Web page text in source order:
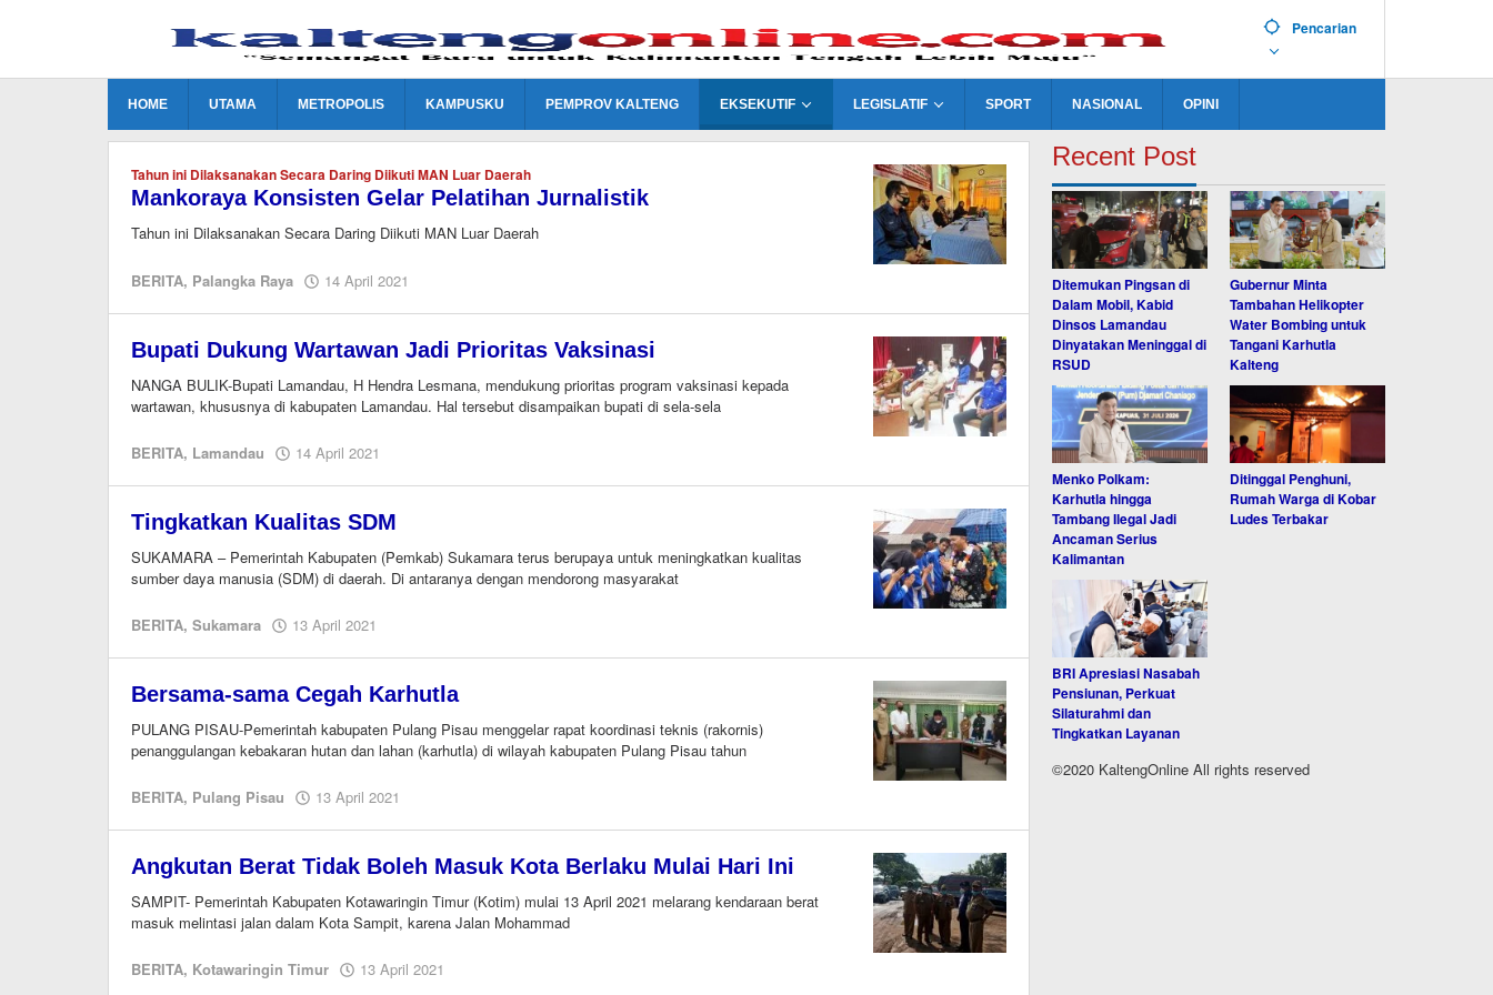
Pencarian
HOME UTAMA METROPOLIS KAMPUSKU PEMPROV KALTENG EKSEKUTIF LEGISLATIF SPORT NASIONAL OPINI
Tahun ini Dilaksanakan Secara Daring Diikuti MAN Luar Daerah
Mankoraya Konsisten Gelar Pelatihan Jurnalistik
Tahun ini Dilaksanakan Secara Daring Diikuti MAN Luar Daerah
BERITA, Palangka Raya 14 April 2021
Bupati Dukung Wartawan Jadi Prioritas Vaksinasi
NANGA BULIK-Bupati Lamandau, H Hendra Lesmana, mendukung prioritas program vaksinasi kepada
wartawan, khususnya di kabupaten Lamandau. Hal tersebut disampaikan bupati di sela-sela
BERITA, Lamandau 14 April 2021
Tingkatkan Kualitas SDM
SUKAMARA – Pemerintah Kabupaten (Pemkab) Sukamara terus berupaya untuk meningkatkan kualitas
sumber daya manusia (SDM) di daerah. Di antaranya dengan mendorong masyarakat
BERITA, Sukamara 13 April 2021
Bersama-sama Cegah Karhutla
PULANG PISAU-Pemerintah kabupaten Pulang Pisau menggelar rapat koordinasi teknis (rakornis)
penanggulangan kebakaran hutan dan lahan (karhutla) di wilayah kabupaten Pulang Pisau tahun
BERITA, Pulang Pisau 13 April 2021
Angkutan Berat Tidak Boleh Masuk Kota Berlaku Mulai Hari Ini
SAMPIT- Pemerintah Kabupaten Kotawaringin Timur (Kotim) mulai 13 April 2021 melarang kendaraan berat
masuk melintasi jalan dalam Kota Sampit, karena Jalan Mohammad
BERITA, Kotawaringin Timur 13 April 2021
Recent Post
Ditemukan Pingsan di
Dalam Mobil, Kabid
Dinsos Lamandau
Dinyatakan Meninggal di
RSUD
Gubernur Minta
Tambahan Helikopter
Water Bombing untuk
Tangani Karhutla
Kalteng
Menko Polkam:
Karhutla hingga
Tambang Ilegal Jadi
Ancaman Serius
Kalimantan
Ditinggal Penghuni,
Rumah Warga di Kobar
Ludes Terbakar
BRI Apresiasi Nasabah
Pensiunan, Perkuat
Silaturahmi dan
Tingkatkan Layanan
©2020 KaltengOnline All rights reserved